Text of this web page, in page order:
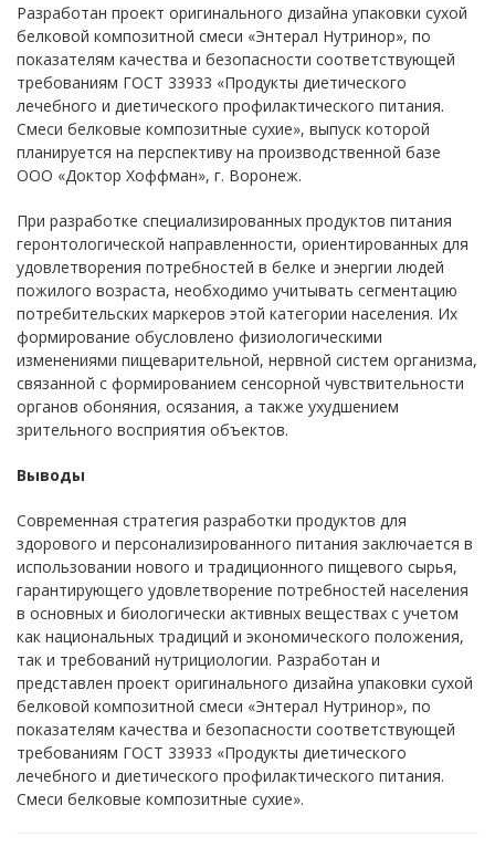
Разработан проект оригинального дизайна упаковки сухой
белковой композитной смеси «Энтерал Нутринор», по
показателям качества и безопасности соответствующей
требованиям ГОСТ 33933 «Продукты диетического
лечебного и диетического профилактического питания.
Смеси белковые композитные сухие», выпуск которой
планируется на перспективу на производственной базе
ООО «Доктор Хоффман», г. Воронеж.
При разработке специализированных продуктов питания
геронтологической направленности, ориентированных для
удовлетворения потребностей в белке и энергии людей
пожилого возраста, необходимо учитывать сегментацию
потребительских маркеров этой категории населения. Их
формирование обусловлено физиологическими
изменениями пищеварительной, нервной систем организма,
связанной с формированием сенсорной чувствительности
органов обоняния, осязания, а также ухудшением
зрительного восприятия объектов.
Выводы
Современная стратегия разработки продуктов для
здорового и персонализированного питания заключается в
использовании нового и традиционного пищевого сырья,
гарантирующего удовлетворение потребностей населения
в основных и биологически активных веществах с учетом
как национальных традиций и экономического положения,
так и требований нутрициологии. Разработан и
представлен проект оригинального дизайна упаковки сухой
белковой композитной смеси «Энтерал Нутринор», по
показателям качества и безопасности соответствующей
требованиям ГОСТ 33933 «Продукты диетического
лечебного и диетического профилактического питания.
Смеси белковые композитные сухие».